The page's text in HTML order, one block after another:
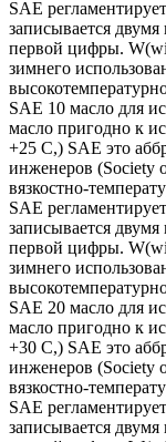
SAE
записывается
первой цифры.
зимнего
SAE 10 масло для
масло пригодно к
+25 С,) SAE это
инженеров (Society
вязкостно-
SAE
записывается
первой цифры.
зимнего
SAE 20 масло для
масло пригодно к
+30 С,) SAE это
инженеров (Society
вязкостно-
SAE
записывается